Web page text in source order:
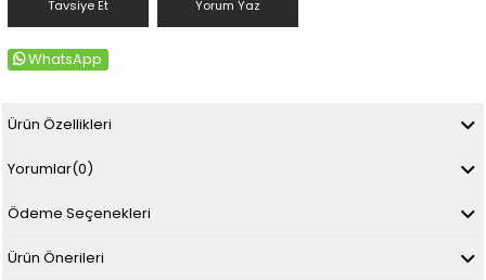
Tavsiye Et Yorum Yaz
WhatsApp
Ürün Özellikleri
Yorumlar(0)
Ödeme Seçenekleri
Ürün Önerileri